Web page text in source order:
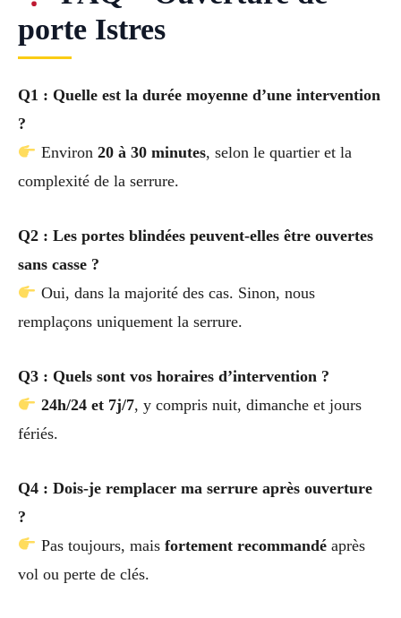
porte Istres
Q1 : Quelle est la durée moyenne d’une intervention
?
Environ 20 à 30 minutes, selon le quartier et la
complexité de la serrure.
Q2 : Les portes blindées peuvent-elles être ouvertes
sans casse ?
Oui, dans la majorité des cas. Sinon, nous
remplaçons uniquement la serrure.
Q3 : Quels sont vos horaires d’intervention ?
24h/24 et 7j/7, y compris nuit, dimanche et jours
fériés.
Q4 : Dois-je remplacer ma serrure après ouverture
?
Pas toujours, mais fortement recommandéaprès
vol ou perte de clés.